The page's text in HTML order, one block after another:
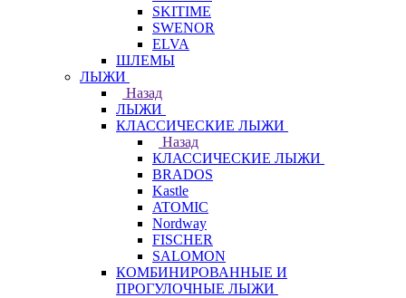
SKITIME
SWENOR
ELVA
ШЛЕМЫ
ЛЫЖИ
Назад
ЛЫЖИ
КЛАССИЧЕСКИЕ ЛЫЖИ
Назад
КЛАССИЧЕСКИЕ ЛЫЖИ
BRADOS
Kastle
ATOMIC
Nordway
FISCHER
SALOMON
КОМБИНИРОВАННЫЕ И
ПРОГУЛОЧНЫЕ ЛЫЖИ